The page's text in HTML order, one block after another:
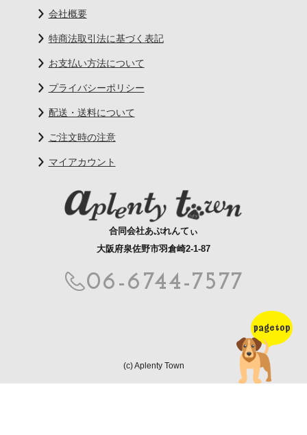
合同会社あぷれんてぃ
大阪府泉佐野市羽倉崎2-1-87
06-6744-7577
会社概要
特商法取引法に基づく表記
お支払い方法について
プライバシーポリシー
配送・送料について
ご注文時の注意
マイアカウント
(c) Aplenty Town